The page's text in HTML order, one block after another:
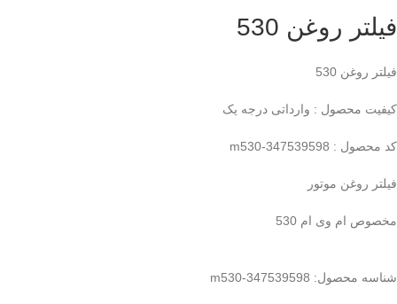
فیلتر روغن 530
فیلتر روغن 530
کیفیت محصول : وارداتی درجه یک
کد محصول : m530-347539598
فیلتر روغن موتور
مخصوص ام وی ام 530
شناسه محصول: m530-347539598